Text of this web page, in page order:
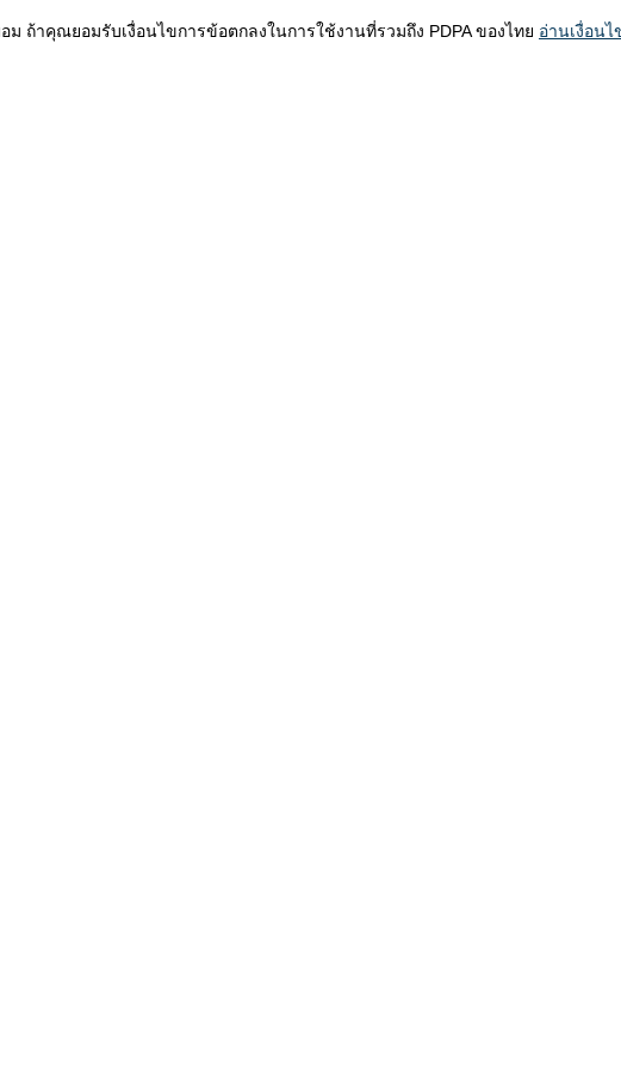
ถ้าคุณยอมรับเงื่อนไขการข้อตกลงในการใช้งานที่รวมถึง PDPA ของไทย อ่านเงื่อนไ